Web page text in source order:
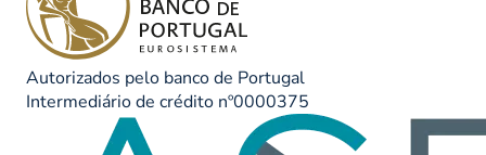
Autorizados pelo banco de Portugal
Intermediário de crédito nº0000375